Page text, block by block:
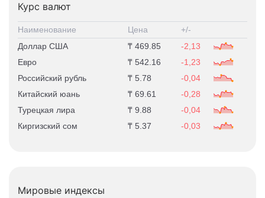
Курс валют
Наименование Цена
+/-
Доллар США
469.85
-2,13
Евро
542.16
-1,23
Российский рубль
5.78
-0,04
Китайский юань
69.61
-0,28
Турецкая лира
9.88
-0,04
Киргизский сом
5.37 -0,03
Мировые индексы